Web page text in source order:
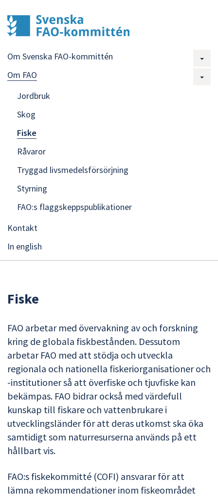
Om Svenska FAO-kommittén
Om FAO
Jordbruk
Skog
Fiske
Råvaror
Tryggad livsmedelsförsörjning
Styrning
FAO:s flaggskeppspublikationer
Kontakt
In english
Fiske
FAO arbetar med övervakning av och forskning
kring de globala fiskbestånden. Dessutom
arbetar FAO med att stödja och utveckla
regionala och nationella fiskeriorganisationer och
-institutioner så att överfiske och tjuvfiske kan
bekämpas. FAO bidrar också med värdefull
kunskap till fiskare och vattenbrukare i
utvecklingsländer för att deras utkomst ska öka
samtidigt som naturresurserna används på ett
hållbart vis.
FAO:s fiskekommitté (COFI) ansvarar för att
lämna rekommendationer inom fiskeområdet